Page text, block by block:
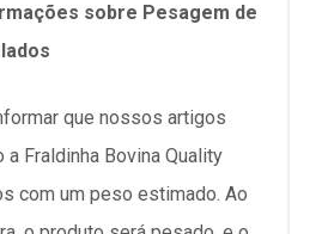
sobre Pesagem de
que nossos artigos
Fraldinha Bovina Quality
com um peso estimado. Ao